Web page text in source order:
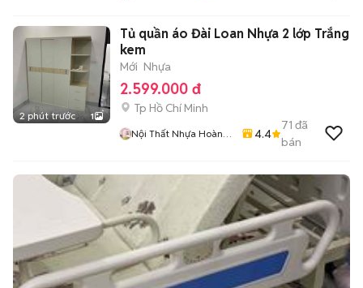
2 phút trước 1
Tủ quần áo Đài Loan Nhựa 2 lớp Trắng
kem
Mới Nhựa
2.599.000 đ
Tp Hồ Chí Minh
Nội Thất Nhựa Hoàng
4.4
71 đã
bán